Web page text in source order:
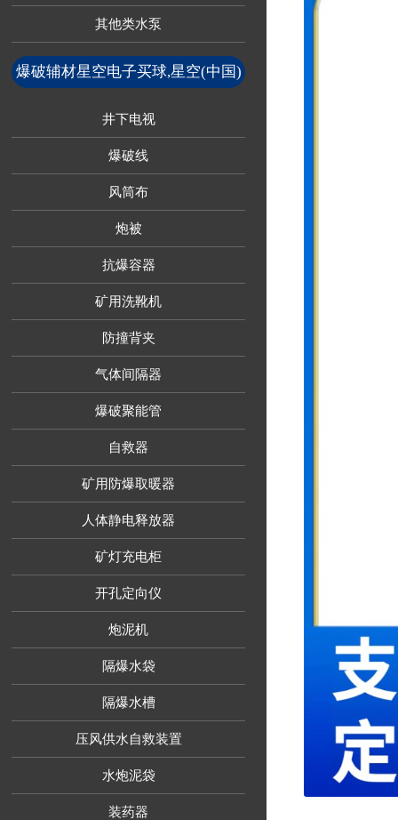
其他类水泵
爆破辅材星空电子买球,星空(中国)
井下电视
爆破线
风筒布
炮被
抗爆容器
矿用洗靴机
防撞背夹
气体间隔器
爆破聚能管
自救器
矿用防爆取暖器
人体静电释放器
矿灯充电柜
开孔定向仪
炮泥机
隔爆水袋
隔爆水槽
压风供水自救装置
水炮泥袋
装药器